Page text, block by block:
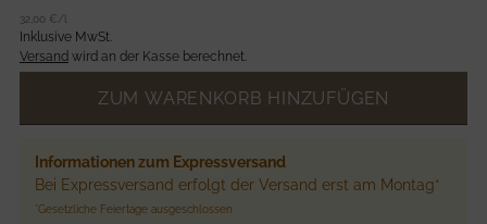
32,00 € /
Inklusive MwSt.
Versand wird an der Kasse berechnet.
ZUM WARENKORB HINZUFÜGEN
Informationen zum Expressversand
Bei Expressversand erfolgt der Versand erst am Montag*
*Gesetzliche Feiertage ausgeschlossen